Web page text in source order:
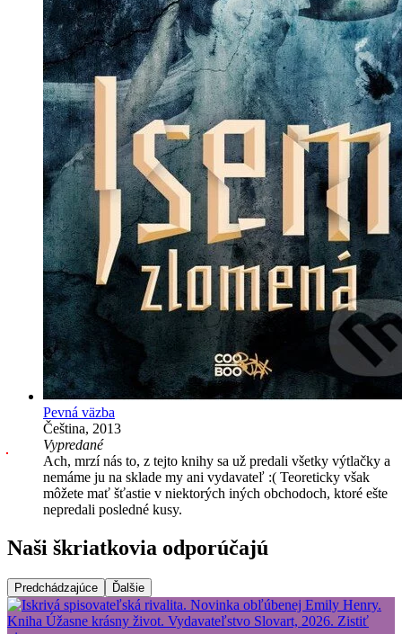
Pevná väzba
Čeština, 2013
Vypredané
Ach, mrzí nás to, z tejto knihy sa už predali všetky výtlačky a
nemáme ju na sklade my ani vydavateľ :( Teoreticky však
môžete mať šťastie v niektorých iných obchodoch, ktoré ešte
nepredali posledné kusy.
Naši škriatkovia odporúčajú
Predchádzajúce Ďalšie